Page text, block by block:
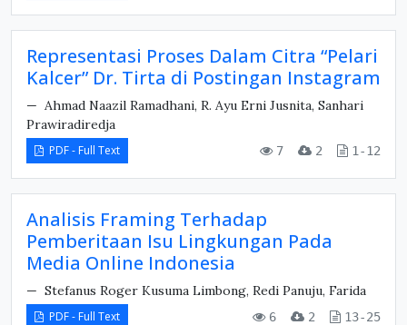
Representasi Proses Dalam Citra “Pelari
Kalcer” Dr. Tirta di Postingan Instagram
Ahmad Naazil Ramadhani, R. Ayu Erni Jusnita, Sanhari
Prawiradiredja
PDF - Full Text 7 2 1-12
Analisis Framing Terhadap
Pemberitaan Isu Lingkungan Pada
Media Online Indonesia
Stefanus Roger Kusuma Limbong, Redi Panuju, Farida
PDF - Full Text 6 2 13-25